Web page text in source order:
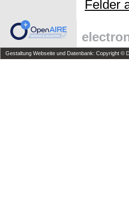
Felder
Gestaltung Webseite und Datenbank: Copyright ©